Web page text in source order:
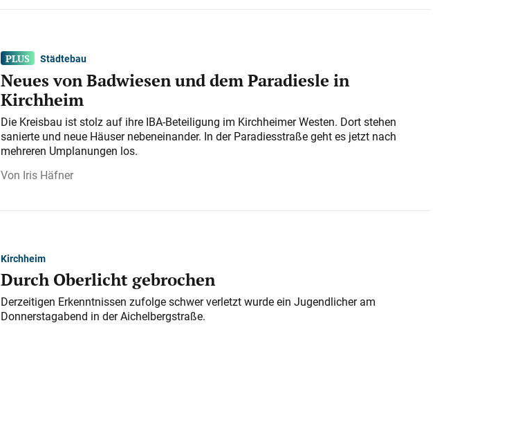
Städtebau
Neues von Badwiesen und dem Paradiesle in
Kirchheim
Die Kreisbau ist stolz auf ihre IBA-Beteiligung im Kirchheimer Westen. Dort stehen
sanierte und neue Häuser nebeneinander. In der Paradiesstraße geht es jetzt nach
mehreren Umplanungen los.
Iris Häfner
Kirchheim
Durch Oberlicht gebrochen
Derzeitigen Erkenntnissen zufolge schwer verletzt wurde ein Jugendlicher am
Donnerstagabend in der Aichelbergstraße.